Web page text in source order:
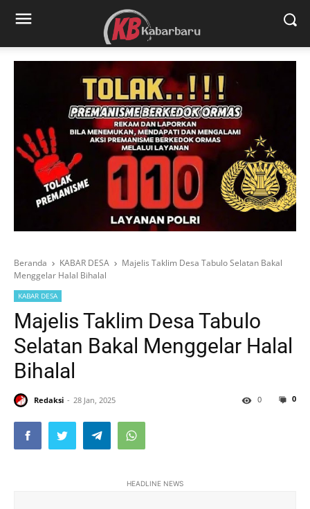
Beranda KABAR DESA
Majelis Taklim Desa Tabulo Selatan Bakal
Menggelar Halal Bihalal
KABAR DESA
Majelis Taklim Desa Tabulo
Selatan Bakal Menggelar Halal
Bihalal
Redaksi 28 Jan, 2025 0
0
HEADLINE NEWS